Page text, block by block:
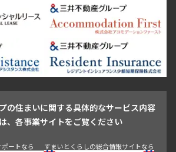
・神楽坂・飯田橋
三田・芝・浜松町
・勝どき・豊洲
本郷・春日・小石川
高田馬場・早稲田
祐天寺・学芸大学・自由が丘
成城・砧
池袋・板橋・王子
手町 新宿 品川
目黒・中目黒
江東区 台東区 墨田区
中野区
区 練馬区 荒川区
足立区
の住まいに関する具体的なサービス内容
、各事業サイトをご覧ください
ートなら すまいとくらしの総合情報サイトなら